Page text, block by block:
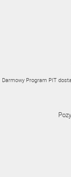
Darmowy Program PIT